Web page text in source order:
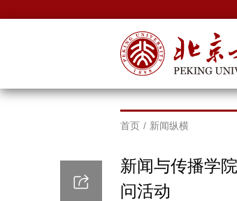
首页 / 新闻纵横
新闻与传播学
问活动